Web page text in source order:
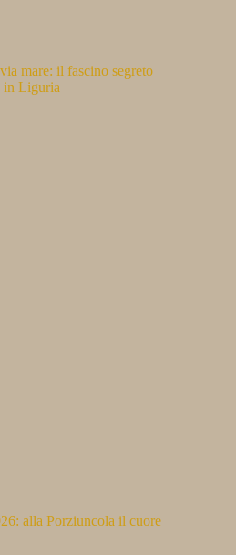
mare: il fascino segreto
in Liguria
alla Porziuncola il cuore